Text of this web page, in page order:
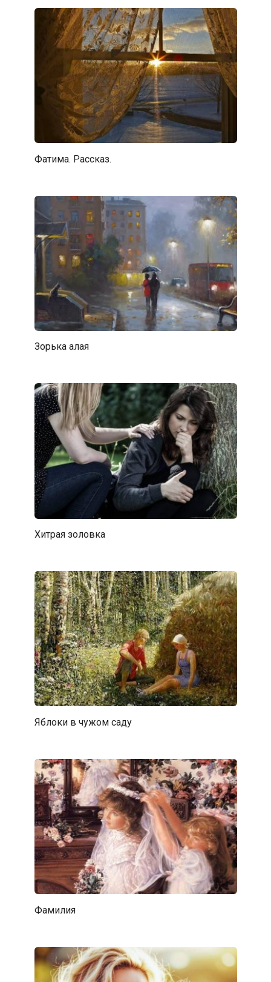
Фатима. Рассказ.
Зорька алая
Хитрая золовка
Яблоки в чужом саду
Фамилия